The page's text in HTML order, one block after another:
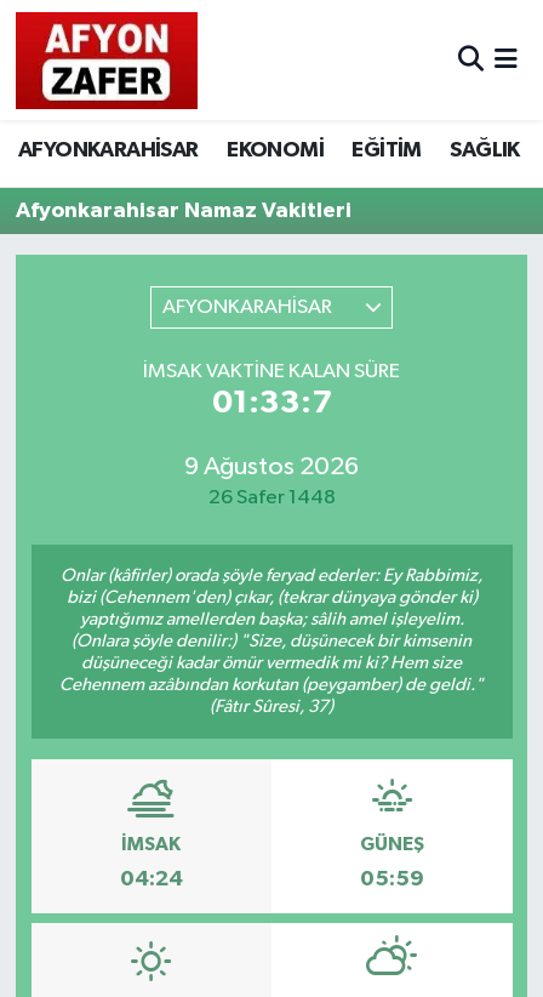
AFYONKARAHİSAR EKONOMİ EĞİTİM SAĞLIK
Afyonkarahisar Namaz Vakitleri
AFYONKARAHİSAR
İMSAK VAKTINE KALAN SÜRE
01:33:7
9 Ağustos 2026
26 Safer 1448
Onlar (kâfirler) orada şöyle feryad ederler: Ey Rabbimiz,
bizi (Cehennem'den) çıkar, (tekrar dünyaya gönder ki)
yaptığımız amellerden başka; sâlih amel işleyelim.
(Onlara şöyle denilir:) "Size, düşünecek bir kimsenin
düşüneceği kadar ömür vermedik mi ki? Hem size
Cehennem azâbından korkutan (peygamber) de geldi."
(Fâtır Sûresi, 37)
İMSAK
04:24
GÜNEŞ
05:59